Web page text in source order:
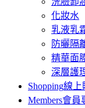
化妝水
乳液乳
防曬隔
精華面
深層護
Shopping線上
Members會員